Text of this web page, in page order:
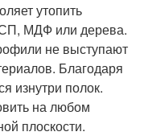
утопить
МДФ или дерева.
не выступают
Благодаря
изнутри полок.
на любом
плоскости.